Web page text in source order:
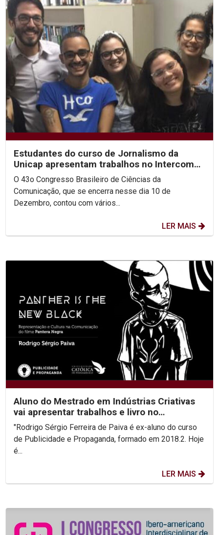
Estudantes do curso de Jornalismo da
Unicap apresentam trabalhos no Intercom
2020
O 43o Congresso Brasileiro de Ciências da
Comunicação, que se encerra nesse dia 10 de
Dezembro, contou com vários...
LER MAIS
Aluno do Mestrado em Indústrias Criativas
vai apresentar trabalhos e livro no
Congresso...
"Rodrigo Sérgio Ferreira de Paiva é ex-aluno do curso
de Publicidade e Propaganda, formado em 2018.2. Hoje
é...
LER MAIS